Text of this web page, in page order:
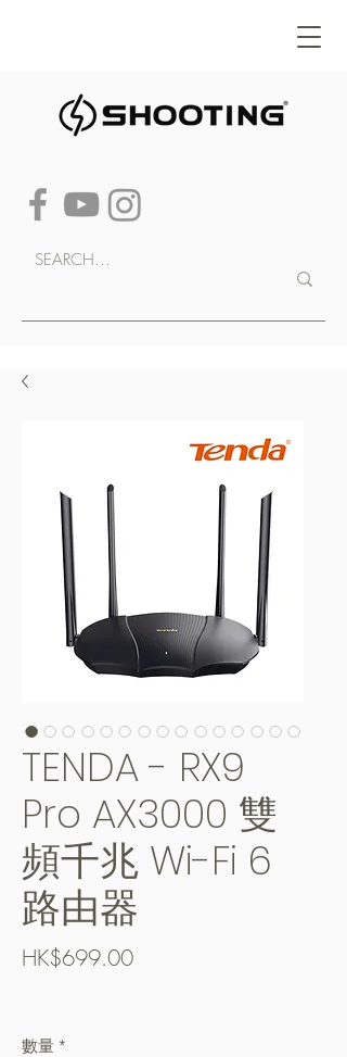
TENDA - RX9
Pro AX3000 雙
頻千兆 Wi-Fi 6
路由器
HK$699.00價
數量 *